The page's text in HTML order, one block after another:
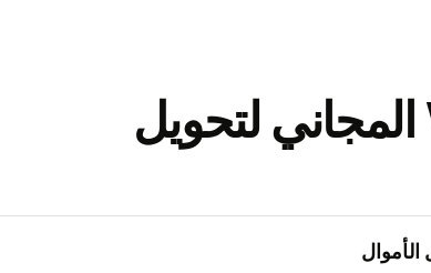
نزّل تطبيق Wise المجاني لتحويل